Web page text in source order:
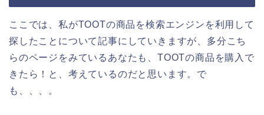
ここでは、私がTOOTの商品を検索エンジンを利用して
探したことについて記事にしていきますが、多分こち
らのページをみているあなたも、TOOTの商品を購入で
きたら！と、考えているのだと思います。で
も、、、。